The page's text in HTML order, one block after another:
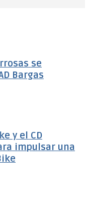
se
Bargas
y el CD
impulsar una